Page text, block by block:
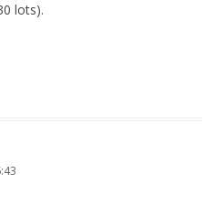
lots).